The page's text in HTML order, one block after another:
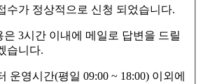
수가 정상적으로 신청 되었습니다.
은 3시간 이내에 메일로 답변을 드릴
습니다.
운영시간(평일 09:00 ~ 18:00) 이외에